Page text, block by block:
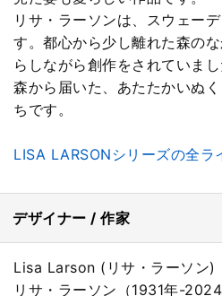
リサ・ラーソンは、スウェー
す。都心から少し離れた森の
らしながら創作をされていま
森から届いた、あたたかいぬ
ちです。
LISA LARSONシリーズの全ラ
デザイナー / 作家
Lisa Larson (リサ・ラーソン)
リサ・ラーソン（1931年-